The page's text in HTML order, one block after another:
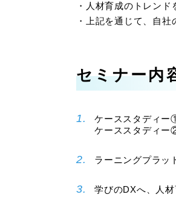
・人材育成のトレンド
・上記を通じて、自
セミナー内
ケーススタディ
ケーススタディー
ラーニングプラッ
学びのDXへ、人